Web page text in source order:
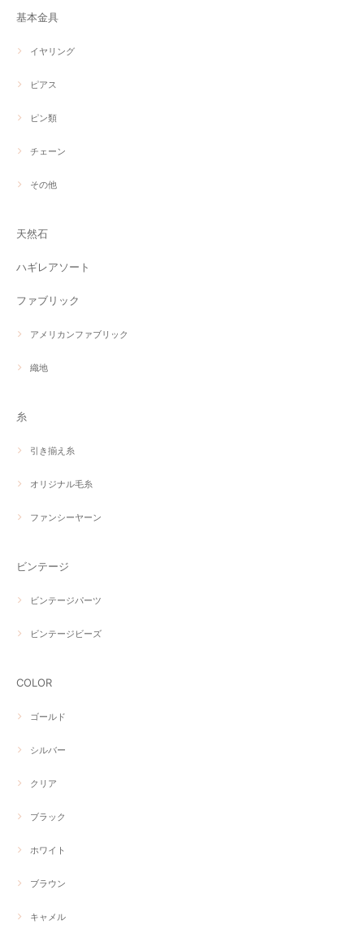
基本金具
イヤリング
ピアス
ピン類
チェーン
その他
天然石
ハギレアソート
ファブリック
アメリカンファブリック
織地
糸
引き揃え糸
オリジナル毛糸
ファンシーヤーン
ビンテージ
ビンテージパーツ
ビンテージビーズ
COLOR
ゴールド
シルバー
クリア
ブラック
ホワイト
ブラウン
キャメル